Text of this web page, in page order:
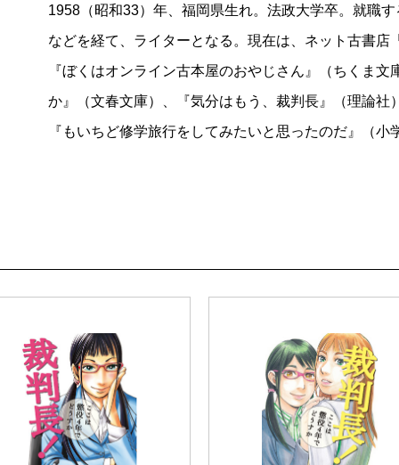
1958（昭和33）年、福岡県生れ。法政大学卒。就職
などを経て、ライターとなる。現在は、ネット古書店
『ぼくはオンライン古本屋のおやじさん』（ちくま
か』（文春文庫）、『気分はもう、裁判長』（理論社
『もいちど修学旅行をしてみたいと思ったのだ』（小